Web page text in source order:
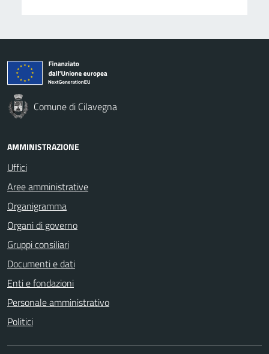
Comune di Cilavegna
AMMINISTRAZIONE
Uffici
Aree amministrative
Organigramma
Organi di governo
Gruppi consiliari
Documenti e dati
Enti e fondazioni
Personale amministrativo
Politici